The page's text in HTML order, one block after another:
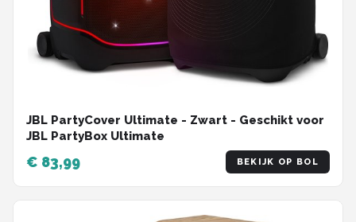
JBL PartyCover Ultimate - Zwart - Geschikt voor
JBL PartyBox Ultimate
€ 83,99 BEKIJK OP BOL